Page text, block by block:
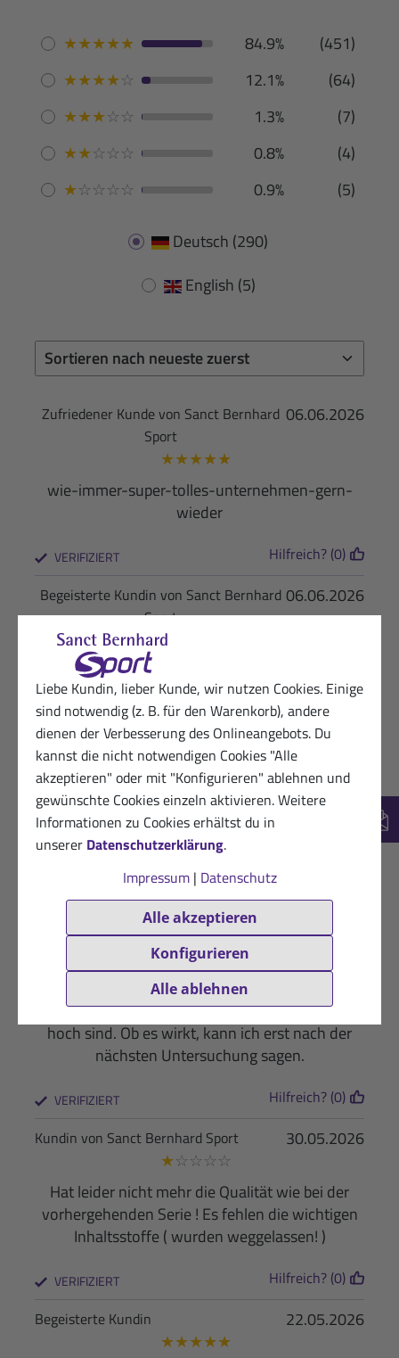
Liebe Kundin, lieber Kunde, wir nutzen Cookies. Einige
sind notwendig (z. B. für den Warenkorb), andere
dienen der Verbesserung des Onlineangebots. Du
kannst die nicht notwendigen Cookies "Alle
akzeptieren" oder mit "Konfigurieren" ablehnen und
gewünschte Cookies einzeln aktivieren. Weitere
Informationen zu Cookies erhältst du in
unserer Datenschutzerklärung.
Impressum| Datenschutz
Alle akzeptieren
Konfigurieren
Alle ablehnen
★★★★★ 84.9%
(451)
★★★★☆ 12.1%
(64)
★★★☆☆ 1.3%
(7)
★★☆☆☆ 0.8%
(4)
★☆☆☆☆ 0.9% (5)
Deutsch (290)
English (5)
06.06.2026
Zufriedener Kunde von Sanct Bernhard
Sport
★★★★★
wie-immer-super-tolles-unternehmen-gern-
wieder
VERIFIZIERT Hilfreich? (0)
06.06.2026
Begeisterte Kundin von Sanct Bernhard
Sport
★
Ob der Saft tatsächlich wirkt, kann ich nicht
sagen. Schmecken tut er.
VERIFIZIERT Hilfreich? (0)
05.06.2026
Dankbare Kundin von Sanct Bernhard
Sport
★★★★★
Zeer goed redelijke prijs
VERIFIZIERT
02.06.2026
Dankbare Kundin von Sanct Bernhard
Sport
★★★★★
Ich nehme das Blutfit, weil meine Leukozyten zu
hoch sind. Ob es wirkt, kann ich erst nach der
nächsten Untersuchung sagen.
VERIFIZIERT Hilfreich? (0)
30.05.2026
Kundin von Sanct Bernhard Sport
★☆☆☆☆
Hat leider nicht mehr die Qualität wie bei der
vorhergehenden Serie ! Es fehlen die wichtigen
Inhaltsstoffe ( wurden weggelassen! )
VERIFIZIERT Hilfreich? (0)
22.05.2026
Begeisterte Kundin
★★★★★